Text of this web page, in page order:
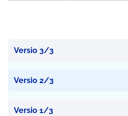
Versio 3/3
Versio 2/3
Versio 1/3